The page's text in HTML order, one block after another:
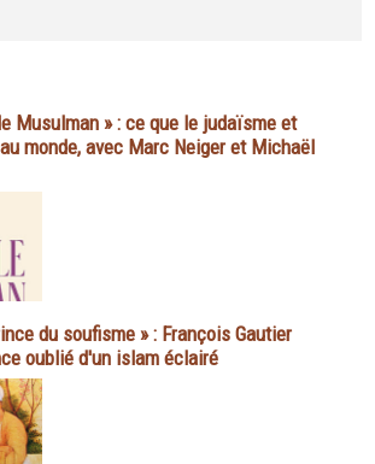
Musulman » : ce que le judaïsme et
monde, avec Marc Neiger et Michaël
du soufisme » : François Gautier
oublié d'un islam éclairé